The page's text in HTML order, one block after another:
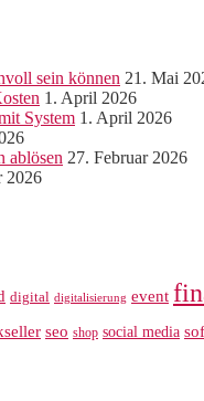
sein können 21. Mai
1. April 2026
System 1. April 2026
ablösen 27. Februar 2026
2026
digital digitalisierung event
seo shop social media